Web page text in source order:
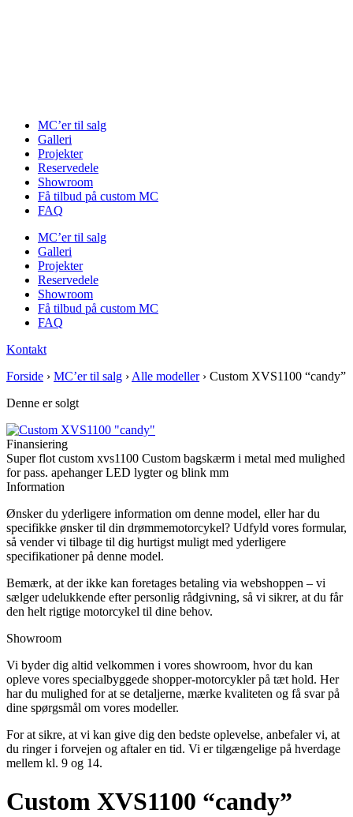
MC’er til salg
Galleri
Projekter
Reservedele
Showroom
Få tilbud på custom MC
FAQ
MC’er til salg
Galleri
Projekter
Reservedele
Showroom
Få tilbud på custom MC
FAQ
Kontakt
Forside › MC’er til salg › Alle modeller› Custom XVS1100 “candy”
Denne er solgt
Finansiering
Super flot custom xvs1100 Custom bagskærm i metal med mulighed
for pass. apehanger LED lygter og blink mm
Information
Ønsker du yderligere information om denne model, eller har du
specifikke ønsker til din drømmemotorcykel? Udfyld vores formular,
så vender vi tilbage til dig hurtigst muligt med yderligere
specifikationer på denne model.
Bemærk, at der ikke kan foretages betaling via webshoppen – vi
sælger udelukkende efter personlig rådgivning, så vi sikrer, at du får
den helt rigtige motorcykel til dine behov.
Showroom
Vi byder dig altid velkommen i vores showroom, hvor du kan
opleve vores specialbyggede shopper-motorcykler på tæt hold. Her
har du mulighed for at se detaljerne, mærke kvaliteten og få svar på
dine spørgsmål om vores modeller.
For at sikre, at vi kan give dig den bedste oplevelse, anbefaler vi, at
du ringer i forvejen og aftaler en tid. Vi er tilgængelige på hverdage
mellem kl. 9 og 14.
Custom XVS1100 “candy”